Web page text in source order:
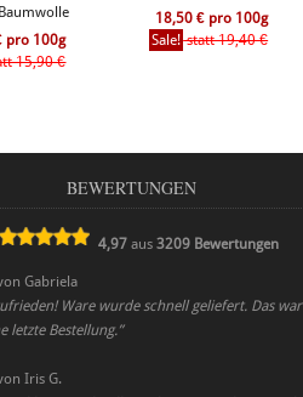
pro 100g
15,90 €
18,50 € pro 100g
Sale!statt 19,40 €
BEWERTUNGEN
4,97 aus3209 Bewertungen
Gabriela
Ware wurde schnell geliefert. Das war
letzte Bestellung.”
Iris G.